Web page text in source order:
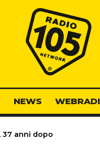
Radio 105
NEWS
37 anni dopo